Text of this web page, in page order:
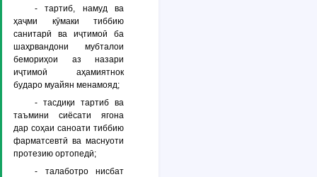
- тартиб, намуд ва
ҳаҷми кӯмаки тиббию
санитарӣ ва иҷтимоӣ ба
шаҳрвандони мубталои
бемориҳои аз назари
иҷтимоӣ аҳамиятнок
бударо муайян менамояд;
- тасдиқи тартиб ва
таъмини сиёсати ягона
дар соҳаи саноати тиббию
фарматсевтӣ ва маснуоти
протезию ортопедӣ;
- талаботро нисбат